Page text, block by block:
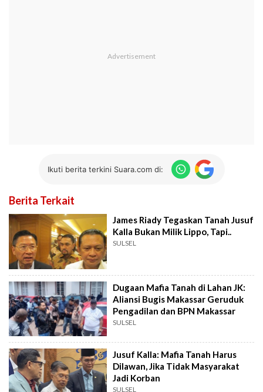
Ikuti berita terkini Suara.com di:
Berita Terkait
James Riady Tegaskan Tanah Jusuf
Kalla Bukan Milik Lippo, Tapi..
SULSEL
Dugaan Mafia Tanah di Lahan JK:
Aliansi Bugis Makassar Geruduk
Pengadilan dan BPN Makassar
SULSEL
Jusuf Kalla: Mafia Tanah Harus
Dilawan, Jika Tidak Masyarakat
Jadi Korban
SULSEL